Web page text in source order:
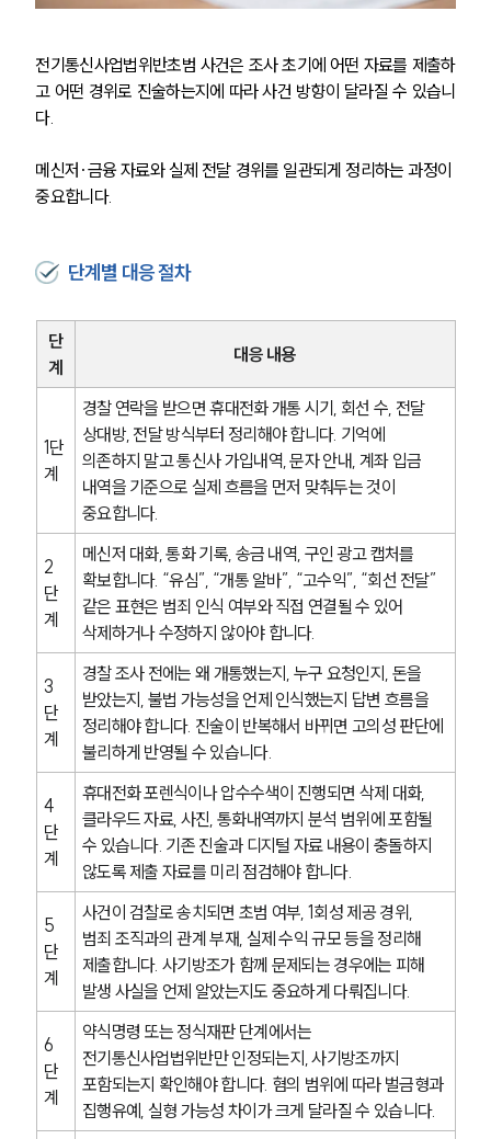
그룹소개
그룹소개
대륜의 강점
오시는 길
글로벌 파트너 로펌
고객의 소리
통합검색
AI대륜
업무사례
형사 주요 업무사례
사례분석/최신동향
형사 법률정보
법률지식인
전기통신사업법위반초범 사건은 조사 초기에 어떤 자료를 제출하
고 어떤 경위로 진술하는지에 따라 사건 방향이 달라질 수 있습니
다.
메신저·금융 자료와 실제 전달 경위를 일관되게 정리하는 과정이
중요합니다.
단계별 대응 절차
단
계
대응 내용
1단
계
경찰 연락을 받으면 휴대전화 개통 시기, 회선 수, 전달
상대방, 전달 방식부터 정리해야 합니다. 기억에
의존하지 말고 통신사 가입내역, 문자 안내, 계좌 입금
내역을 기준으로 실제 흐름을 먼저 맞춰두는 것이
중요합니다.
2
단
계
메신저 대화, 통화 기록, 송금 내역, 구인 광고 캡처를
확보합니다. “유심”, “개통 알바”, “고수익”, “회선 전달”
같은 표현은 범죄 인식 여부와 직접 연결될 수 있어
삭제하거나 수정하지 않아야 합니다.
3
단
계
경찰 조사 전에는 왜 개통했는지, 누구 요청인지, 돈을
받았는지, 불법 가능성을 언제 인식했는지 답변 흐름을
정리해야 합니다. 진술이 반복해서 바뀌면 고의성 판단에
불리하게 반영될 수 있습니다.
4
단
계
휴대전화 포렌식이나 압수수색이 진행되면 삭제 대화,
클라우드 자료, 사진, 통화내역까지 분석 범위에 포함될
수 있습니다. 기존 진술과 디지털 자료 내용이 충돌하지
않도록 제출 자료를 미리 점검해야 합니다.
5
단
계
사건이 검찰로 송치되면 초범 여부, 1회성 제공 경위,
범죄 조직과의 관계 부재, 실제 수익 규모 등을 정리해
제출합니다. 사기방조가 함께 문제되는 경우에는 피해
발생 사실을 언제 알았는지도 중요하게 다뤄집니다.
6
단
계
약식명령 또는 정식재판 단계에서는
전기통신사업법위반만 인정되는지, 사기방조까지
포함되는지 확인해야 합니다. 혐의 범위에 따라 벌금형과
집행유예, 실형 가능성 차이가 크게 달라질 수 있습니다.